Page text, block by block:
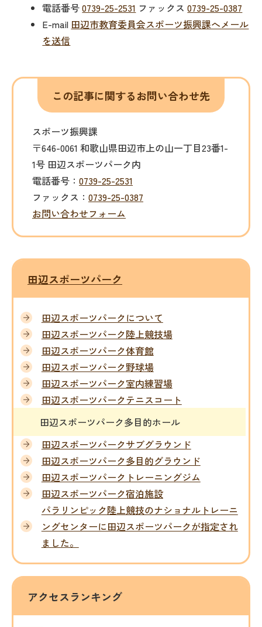
電話番号0739-25-2531 ファックス0739-25-0387
E-mail 田辺市教育委員会スポーツ振興課へメール
を送信
この記事に関するお問い合わせ先
スポーツ振興課
〒646-0061 和歌山県田辺市上の山一丁目23番1-
1号 田辺スポーツパーク内
電話番号： 0739-25-2531
ファックス： 0739-25-0387
お問い合わせフォーム
田辺スポーツパーク
田辺スポーツパークについて
田辺スポーツパーク陸上競技場
田辺スポーツパーク体育館
田辺スポーツパーク野球場
田辺スポーツパーク室内練習場
田辺スポーツパークテニスコート
田辺スポーツパーク多目的ホール
田辺スポーツパークサブグラウンド
田辺スポーツパーク多目的グラウンド
田辺スポーツパークトレーニングジム
田辺スポーツパーク宿泊施設
パラリンピック陸上競技のナショナルトレーニ
ングセンターに田辺スポーツパークが指定され
ました。
アクセスランキング